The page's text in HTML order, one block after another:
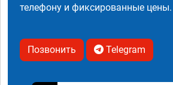
телефону и фиксированные цены.
Позвонить Telegram